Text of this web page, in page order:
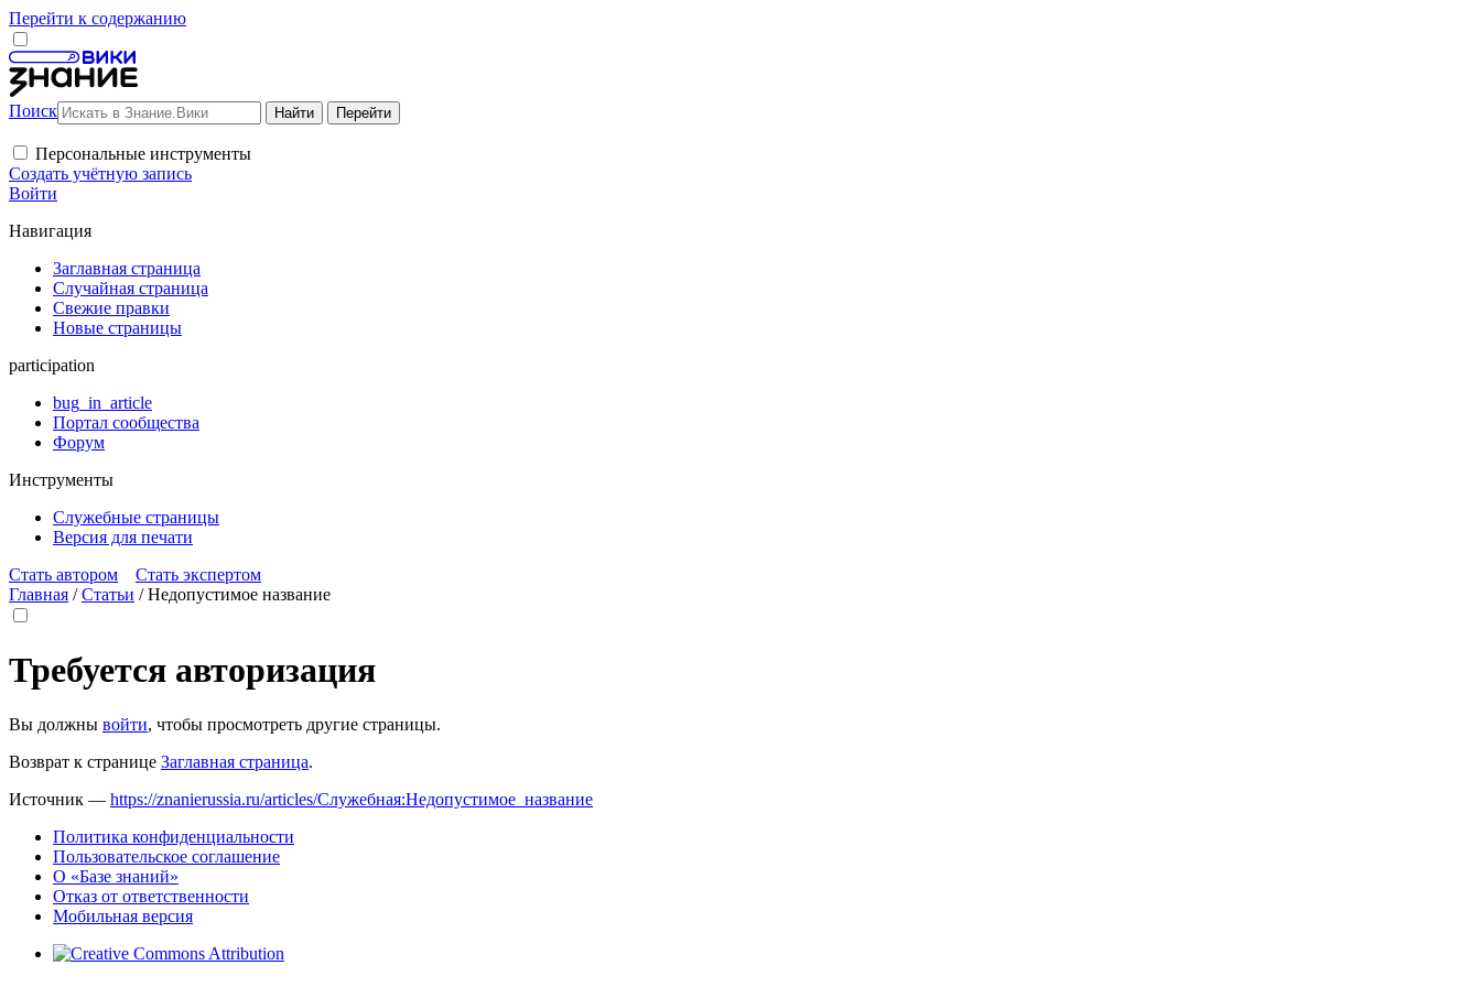
Перейти к содержанию
Поиск
Персональные инструменты
Создать учётную запись
Войти
Навигация
Заглавная страница
Случайная страница
Свежие правки
Новые страницы
participation
bug_in_article
Портал сообщества
Форум
Инструменты
Служебные страницы
Версия для печати
Стать автором
Стать экспертом
Главная /Статьи /Недопустимое название
Требуется авторизация
Вы должны войти, чтобы просмотреть другие страницы.
Возврат к странице Заглавная страница.
Источник — https://znanierussia.ru/articles/Служебная:Недопустимое_название
Политика конфиденциальности
Пользовательское соглашение
О «Базе знаний»
Отказ от ответственности
Мобильная версия